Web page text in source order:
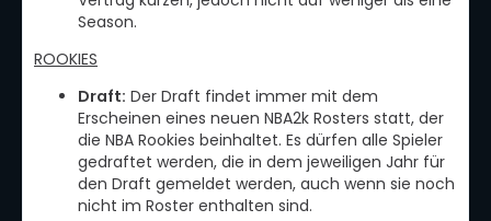
Season.
ROOKIES
Draft: Der Draft findet immer mit dem
Erscheinen eines neuen NBA2k Rosters statt, der
die NBA Rookies beinhaltet. Es dürfen alle Spieler
gedraftet werden, die in dem jeweiligen Jahr für
den Draft gemeldet werden, auch wenn sie noch
nicht im Roster enthalten sind.